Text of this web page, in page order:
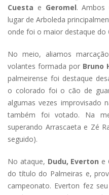
Cuesta e Geromel. Ambos
lugar de Arboleda
onde foi o maior destaque do
No meio, aliamos
volantes formada por Bruno
palmeirense foi destaque
o colorado foi o cão de
algumas vezes improvisado
também foi votado. Na
superando Arrascaeta e Zé
seguido).
No ataque, Dudu, Everton e
do título do Palmeiras e,
campeonato. Everton fez